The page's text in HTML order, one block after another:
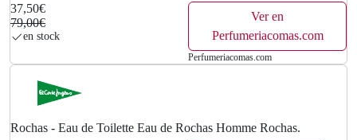
37,50€
79,00€
en stock
Ver en
Perfumeriacomas.com
Perfumeriacomas.com
Rochas - Eau de Toilette Eau de Rochas Homme Rochas.